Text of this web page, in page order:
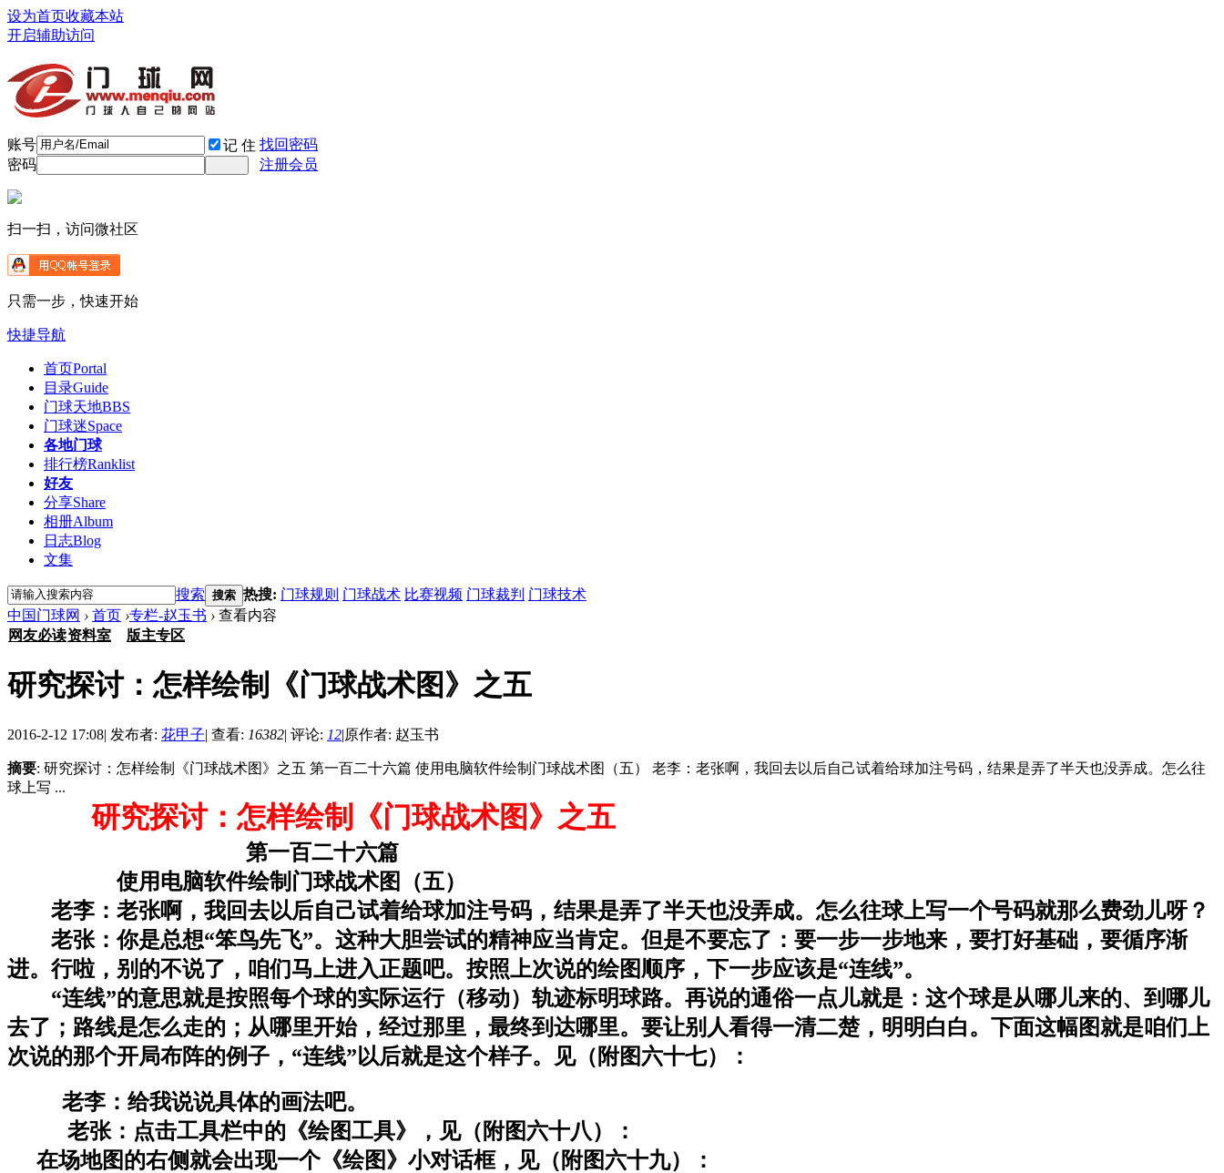
设为首页收藏本站
开启辅助访问
账号 记 住 找回密码
密码
注册会员
扫一扫，访问微社区
只需一步，快速开始
快捷导航
首页Portal
目录Guide
门球天地BBS
门球迷Space
各地门球
排行榜Ranklist
好友
分享Share
相册Album
日志Blog
文集
搜索 搜索 热搜: 门球规则 门球战术 比赛视频 门球裁判 门球技术
中国门球网 › 首页 ›专栏-赵玉书 › 查看内容
网友必读资料室 版主专区
研究探讨：怎样绘制《门球战术图》之五
2016-2-12 17:08| 发布者: 花甲子| 查看: 16382| 评论: 12|原作者: 赵玉书
摘要: 研究探讨：怎样绘制《门球战术图》之五 第一百二十六篇 使用电脑软件绘制门球战术图（五） 老李：老张啊，我回去以后自己试着给球加注号码，结果是弄了半天也没弄成。怎么往
球上写 ...
研究探讨：怎样绘制《门球战术图》之五
第一百二十六篇
使用电脑软件绘制门球战术图（五）
老李：老张啊，我回去以后自己试着给球加注号码，结果是弄了半天也没弄成。怎么往球上写一个号码就那么费劲儿呀？
老张：你是总想“笨鸟先飞”。这种大胆尝试的精神应当肯定。但是不要忘了：要一步一步地来，要打好基础，要循序渐
进。行啦，别的不说了，咱们马上进入正题吧。按照上次说的绘图顺序，下一步应该是“连线”。
“连线”的意思就是按照每个球的实际运行（移动）轨迹标明球路。再说的通俗一点儿就是：这个球是从哪儿来的、到哪儿
去了；路线是怎么走的；从哪里开始，经过那里，最终到达哪里。要让别人看得一清二楚，明明白白。下面这幅图就是咱们上
次说的那个开局布阵的例子，“连线”以后就是这个样子。见（附图六十七）：
老李：给我说说具体的画法吧。
老张：点击工具栏中的《绘图工具》，见（附图六十八）：
在场地图的右侧就会出现一个《绘图》小对话框，见（附图六十九）：